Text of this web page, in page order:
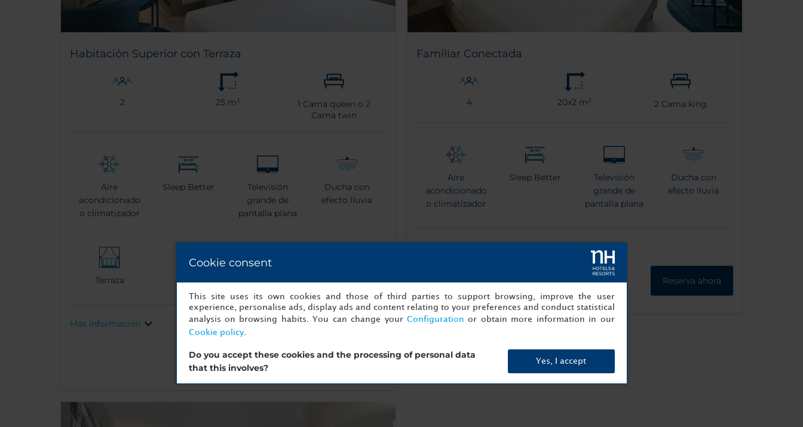
Habitación Superior con Terraza
2 25 m² 1 Cama queen o 2
Cama twin
Aire
acondicionado
o climatizador
Sleep Better
Televisión
grande de
pantalla plana
Ducha con
efecto lluvia
Terraza Tetera Bata de baño
Más información
Reserva ahora
Familiar Conectada
4 20x2 m² 2 Cama king
Aire
acondicionado
o climatizador
Sleep Better
Televisión
grande de
pantalla plana
Ducha con
efecto lluvia
Reserva ahora
Cookie consent
This site uses its own cookies and those of third parties to support browsing, improve the user
experience, personalise ads, display ads and content relating to your preferences and conduct statistical
analysis on browsing habits. You can change your Configuration or obtain more information in our
Cookie policy.
Do you accept these cookies and the processing of personal data
that this involves?
Yes, I accept